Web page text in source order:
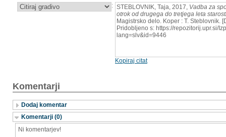
: STEBLOVNIK, Taja, 2017, Vadba za
otrok od drugega do tretjega leta
Magistrsko delo. Koper : T. Steblovnik.
Pridobljeno s: https://repozitorij.upr.si/
lang=slv&id=9446
Kopiraj citat
Komentarji
Dodaj komentar
Komentarji (0)
Ni komentarjev!